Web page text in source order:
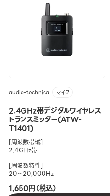
audio-technica マイク
2.4GHz帯デジタルワイヤレス
トランスミッター(ATW-
T1401)
[周波数帯域]
2.4GHz帯
[周波数特性]
20～20,000Hz
1,650円（税込）